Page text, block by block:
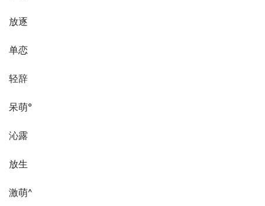
放逐
单恋
轻辞
呆萌°
沁露
放生
激萌^